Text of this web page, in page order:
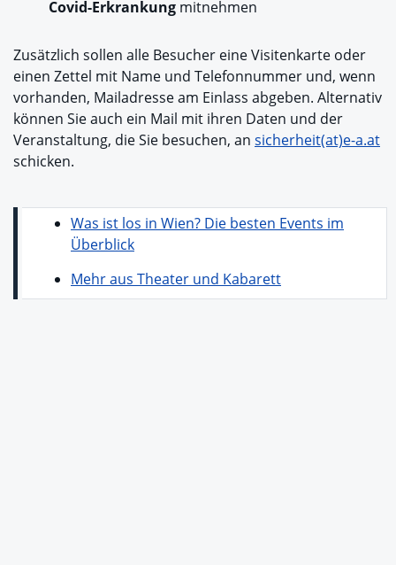
Covid-Erkrankung mitnehmen
Zusätzlich sollen alle Besucher eine Visitenkarte oder
einen Zettel mit Name und Telefonnummer und, wenn
vorhanden, Mailadresse am Einlass abgeben. Alternativ
können Sie auch ein Mail mit ihren Daten und der
Veranstaltung, die Sie besuchen, an sicherheit(at)e-a.at
schicken.
Was ist los in Wien? Die besten Events im
Überblick
Mehr aus Theater und Kabarett